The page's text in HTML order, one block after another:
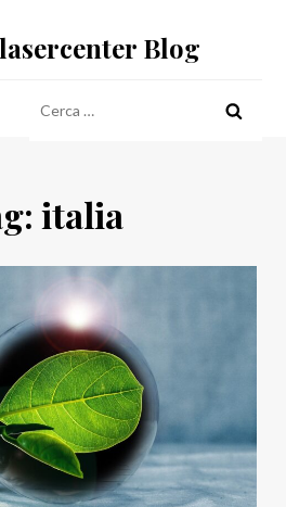
Blog
per:
italia